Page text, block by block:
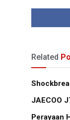
Related
JAECOO
Perayaan